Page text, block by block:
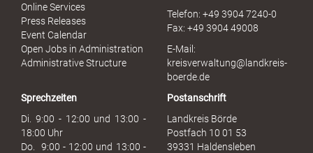
u
h
Online Services
Press Releases
Event Calendar
Open Jobs in Administration
Administrative Structure
Telefon: +49 3904 7240-0
Fax: +49 3904 49008
E-Mail:
kreisverwaltung@landkreis-
boerde.de
Sprechzeiten
Di. 9:00 - 12:00 und 13:00 -
18:00 Uhr
Do. 9:00 - 12:00 und 13:00 -
Postanschrift
Landkreis Börde
Postfach 10 01 53
39331 Haldensleben